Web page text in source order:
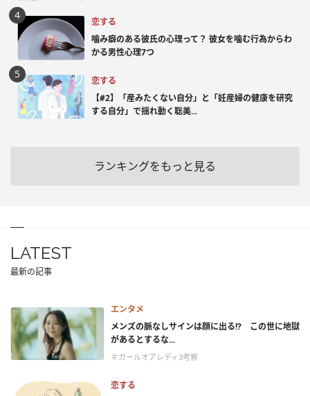
恋する
噛み癖のある彼氏の心理って？ 彼女を噛む行為からわ
かる男性心理7つ
恋する
【#2】「産みたくない自分」と「妊産婦の健康を研究
する自分」で揺れ動く聡美...
ランキングをもっと見る
LATEST
最新の記事
エンタメ
メンズの脈なしサインは顔に出る!? この世に地獄
があるとするな...
＃ガールオアレディ3考察
恋する